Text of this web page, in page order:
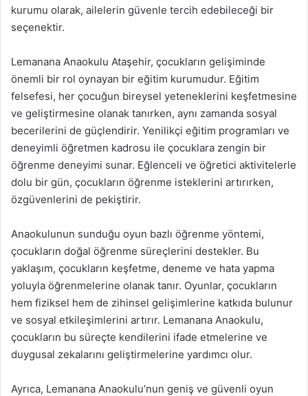
kurumu olarak, ailelerin güvenle tercih edebileceği bir
seçenektir.
Lemanana Anaokulu Ataşehir, çocukların gelişiminde
önemli bir rol oynayan bir eğitim kurumudur. Eğitim
felsefesi, her çocuğun bireysel yeteneklerini keşfetmesine
ve geliştirmesine olanak tanırken, aynı zamanda sosyal
becerilerini de güçlendirir. Yenilikçi eğitim programları ve
deneyimli öğretmen kadrosu ile çocuklara zengin bir
öğrenme deneyimi sunar. Eğlenceli ve öğretici aktivitelerle
dolu bir gün, çocukların öğrenme isteklerini artırırken,
özgüvenlerini de pekiştirir.
Anaokulunun sunduğu oyun bazlı öğrenme yöntemi,
çocukların doğal öğrenme süreçlerini destekler. Bu
yaklaşım, çocukların keşfetme, deneme ve hata yapma
yoluyla öğrenmelerine olanak tanır. Oyunlar, çocukların
hem fiziksel hem de zihinsel gelişimlerine katkıda bulunur
ve sosyal etkileşimlerini artırır. Lemanana Anaokulu,
çocukların bu süreçte kendilerini ifade etmelerine ve
duygusal zekalarını geliştirmelerine yardımcı olur.
Ayrıca, Lemanana Anaokulu’nun geniş ve güvenli oyun